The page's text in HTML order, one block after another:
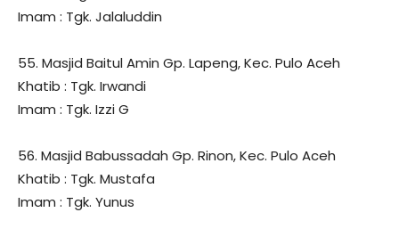
Imam : Tgk. Jalaluddin
55. Masjid Baitul Amin Gp. Lapeng, Kec. Pulo Aceh
Khatib : Tgk. Irwandi
Imam : Tgk. Izzi G
56. Masjid Babussadah Gp. Rinon, Kec. Pulo Aceh
Khatib : Tgk. Mustafa
Imam : Tgk. Yunus